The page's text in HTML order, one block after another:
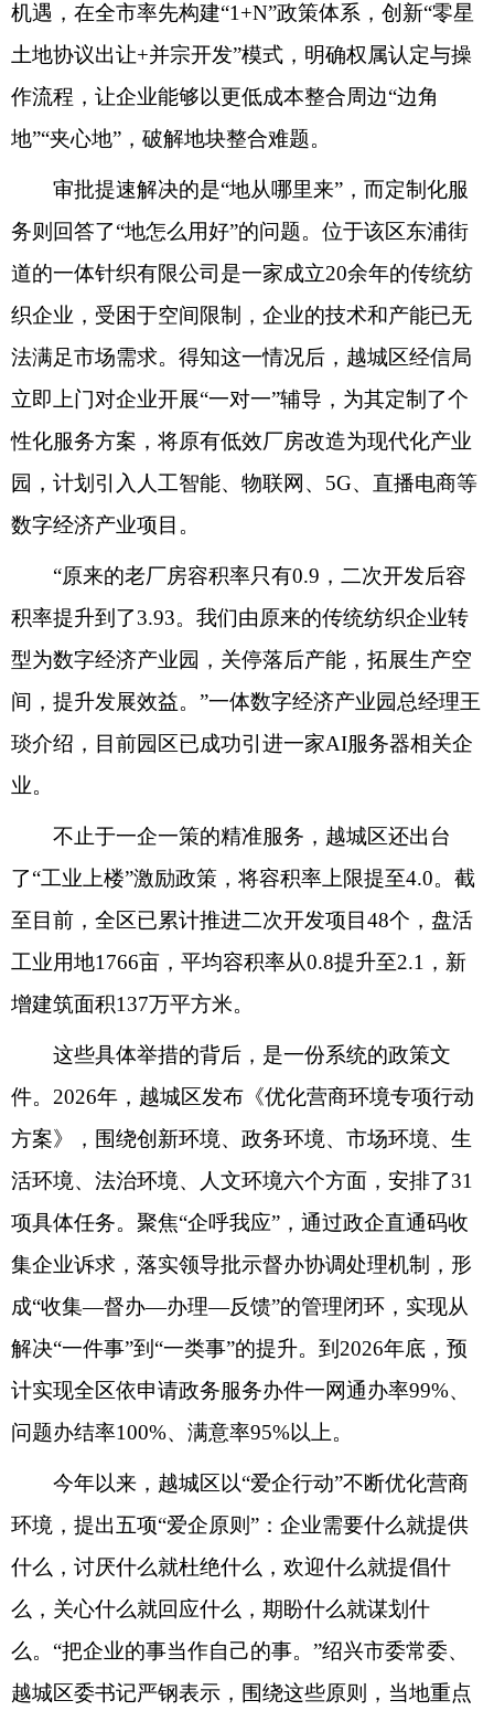
机遇，在全市率先构建“1+N”政策体系，创新“零星
土地协议出让+并宗开发”模式，明确权属认定与操
作流程，让企业能够以更低成本整合周边“边角
地”“夹心地”，破解地块整合难题。
审批提速解决的是“地从哪里来”，而定制化服
务则回答了“地怎么用好”的问题。位于该区东浦街
道的一体针织有限公司是一家成立20余年的传统纺
织企业，受困于空间限制，企业的技术和产能已无
法满足市场需求。得知这一情况后，越城区经信局
立即上门对企业开展“一对一”辅导，为其定制了个
性化服务方案，将原有低效厂房改造为现代化产业
园，计划引入人工智能、物联网、5G、直播电商等
数字经济产业项目。
“原来的老厂房容积率只有0.9，二次开发后容
积率提升到了3.93。我们由原来的传统纺织企业转
型为数字经济产业园，关停落后产能，拓展生产空
间，提升发展效益。”一体数字经济产业园总经理王
琰介绍，目前园区已成功引进一家AI服务器相关企
业。
不止于一企一策的精准服务，越城区还出台
了“工业上楼”激励政策，将容积率上限提至4.0。截
至目前，全区已累计推进二次开发项目48个，盘活
工业用地1766亩，平均容积率从0.8提升至2.1，新
增建筑面积137万平方米。
这些具体举措的背后，是一份系统的政策文
件。2026年，越城区发布《优化营商环境专项行动
方案》，围绕创新环境、政务环境、市场环境、生
活环境、法治环境、人文环境六个方面，安排了31
项具体任务。聚焦“企呼我应”，通过政企直通码收
集企业诉求，落实领导批示督办协调处理机制，形
成“收集—督办—办理—反馈”的管理闭环，实现从
解决“一件事”到“一类事”的提升。到2026年底，预
计实现全区依申请政务服务办件一网通办率99%、
问题办结率100%、满意率95%以上。
今年以来，越城区以“爱企行动”不断优化营商
环境，提出五项“爱企原则”：企业需要什么就提供
什么，讨厌什么就杜绝什么，欢迎什么就提倡什
么，关心什么就回应什么，期盼什么就谋划什
么。“把企业的事当作自己的事。”绍兴市委常委、
越城区委书记严钢表示，围绕这些原则，当地重点